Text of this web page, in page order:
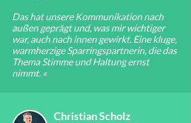
Das hat unsere Kommunikation nach
außen geprägt und, was mir wichtiger
war, auch nach innen gewirkt. Eine kluge,
warmherzige Sparringspartnerin, die das
Thema Stimme und Haltung ernst
nimmt. «
Christian Scholz